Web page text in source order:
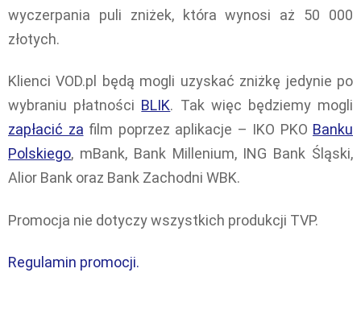
wyczerpania puli zniżek, która wynosi aż 50 000
złotych.
Klienci VOD.pl będą mogli uzyskać zniżkę jedynie po
wybraniu płatności BLIK. Tak więc będziemy mogli
zapłacić za film poprzez aplikacje – IKO PKO Banku
Polskiego, mBank, Bank Millenium, ING Bank Śląski,
Alior Bank oraz Bank Zachodni WBK.
Promocja nie dotyczy wszystkich produkcji TVP.
Regulamin promocji.